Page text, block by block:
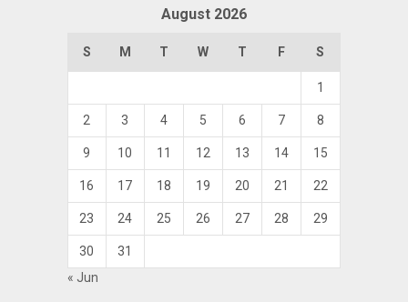
August 2026
S M T W T F S
1
2 3 4 5 6 7 8
9 10 11 12 13 14 15
16 17 18 19 20 21 22
23 24 25 26 27 28 29
30
31
« Jun